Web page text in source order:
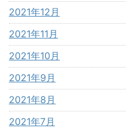
2021年12月
2021年11月
2021年10月
2021年9月
2021年8月
2021年7月